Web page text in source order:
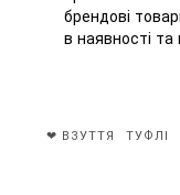
❤ ВЗУТТЯ ТУФЛІ